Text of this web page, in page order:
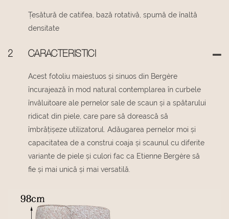
Țesătură de catifea, bază rotativă, spumă de înaltă
densitate
2 CARACTERISTICI
Acest fotoliu maiestuos și sinuos din Bergère
încurajează în mod natural contemplarea în curbele
învăluitoare ale pernelor sale de scaun și a spătarului
ridicat din piele, care pare să dorească să
îmbrățișeze utilizatorul. Adăugarea pernelor moi și
capacitatea de a construi coaja și scaunul cu diferite
variante de piele și culori fac ca Etienne Bergère să
fie și mai unică și mai versatilă.